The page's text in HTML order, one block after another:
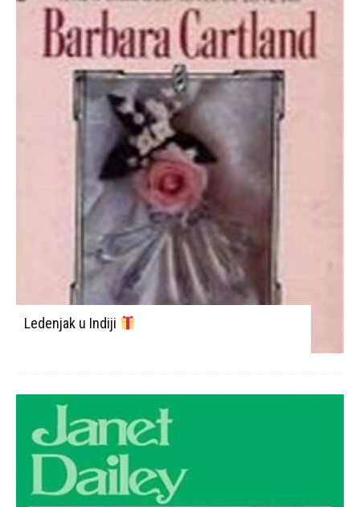
Ledenjak u Indiji